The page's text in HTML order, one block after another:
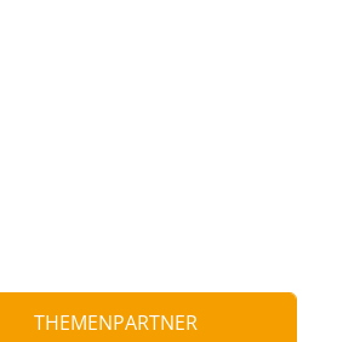
THEMENPARTNER